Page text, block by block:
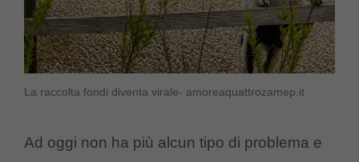
La raccolta fondi diventa virale- amoreaquattrozamep.it
Ad oggi non ha più alcun tipo di problema e